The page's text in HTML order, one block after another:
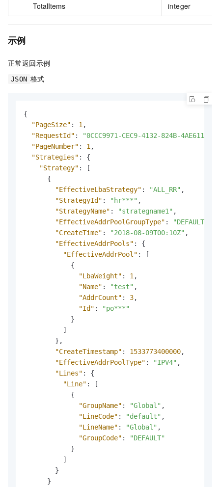
TotalItems integer
示例
正常返回示例
JSON 格式
{
"PageSize" : 1 ,
"RequestId" :
"0CCC9971-CEC9-4132-824B-
"PageNumber" : 1 ,
"Strategies" :
{
"Strategy" :
[
{
"EffectiveLbaStrategy" : "ALL_RR" ,
"StrategyId" : "hr***" ,
"StrategyName" : "strategname1" ,
"EffectiveAddrPoolGroupType" : "DEFAULT"
"CreateTime" : "2018-08-09T00:10Z" ,
"EffectiveAddrPools" :
{
"EffectiveAddrPool" :
[
{
"LbaWeight" : 1 ,
"Name" : "test" ,
"AddrCount" : 3,
"Id" :
"po***"
}
]
} ,
"CreateTimestamp" : 1533773400000,
"EffectiveAddrPoolType" : "IPV4" ,
"Lines" :
{
"Line" :
[
{
"GroupName" : "Global" ,
"LineCode" : "default" ,
"LineName" : "Global" ,
"GroupCode" :
"DEFAULT"
}
]
}
}